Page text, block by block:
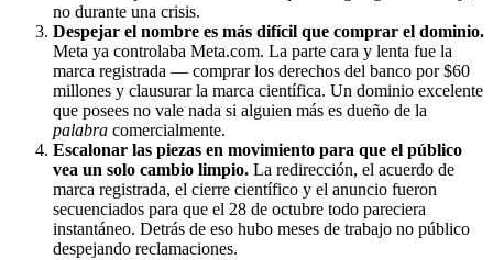
no durante una crisis.
Despejar el nombre es más difícil que comprar el dominio.
Meta ya controlaba Meta.com. La parte cara y lenta fue la
marca registrada — comprar los derechos del banco por $60
millones y clausurar la marca científica. Un dominio excelente
que posees no vale nada si alguien más es dueño de la
palabra comercialmente.
Escalonar las piezas en movimiento para que el público
vea un solo cambio limpio. La redirección, el acuerdo de
marca registrada, el cierre científico y el anuncio fueron
secuenciados para que el 28 de octubre todo pareciera
instantáneo. Detrás de eso hubo meses de trabajo no público
despejando reclamaciones.